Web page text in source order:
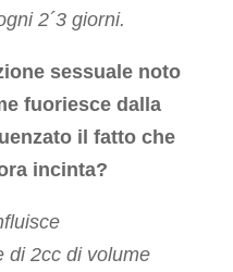
2´3 giorni.
sessuale noto
fuoriesce dalla
il fatto che
incinta?
di 2cc di volume